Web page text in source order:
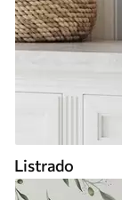
Listrado